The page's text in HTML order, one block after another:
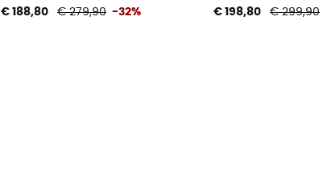
€ 188,80 € 279,90 -32% € 198,80 € 299,90